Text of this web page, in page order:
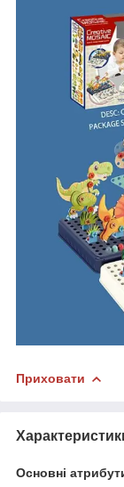
Приховати
Основні